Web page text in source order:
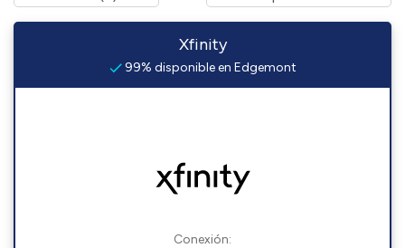
Xfinity
99% disponible en Edgemont
Conexión: